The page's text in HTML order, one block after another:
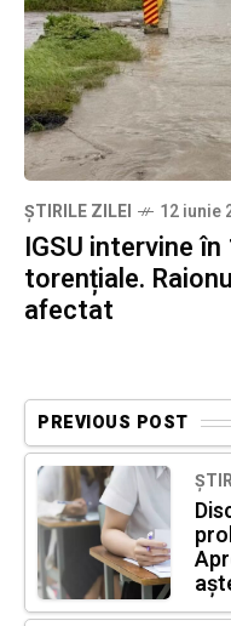
ȘTIRILE ZILEI 12 iunie
IGSU intervine
torențiale.
afectat
PREVIOUS POST